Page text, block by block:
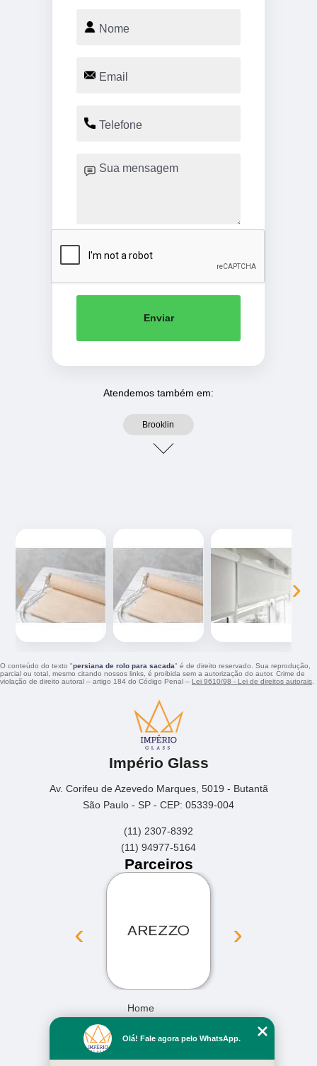
Enviar
Atendemos também em:
Brooklin
‹ ›
O conteúdo do texto "persiana de rolo para sacada" é de direito reservado. Sua reprodução,
parcial ou total, mesmo citando nossos links, é proibida sem a autorização do autor. Crime de
violação de direito autoral – artigo 184 do Código Penal – Lei 9610/98 - Lei de direitos autorais
Império Glass
Av. Corifeu de Azevedo Marques, 5019 - Butantã
São Paulo - SP - CEP: 05339-004
(11) 2307-8392
(11) 94977-5164
Parceiros
‹ ›
Home
Missão
Olá! Fale agora pelo WhatsApp.